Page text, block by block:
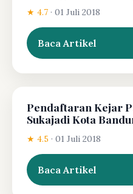
★ 4.7 · 01 Juli 2018
Baca Artikel
Pendaftaran Kejar
Sukajadi Kota
★ 4.5 · 01 Juli 2018
Baca Artikel